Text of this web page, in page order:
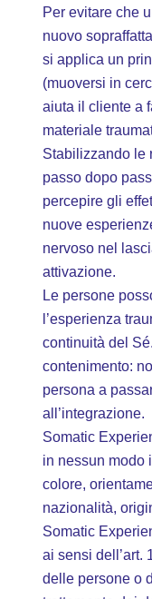
Per evitare che
nuovo
si applica un
(muoversi in
aiuta il cliente a
materiale
Stabilizzando le
passo dopo
percepire gli
nuove
nervoso nel
attivazione.
Le persone
l’esperienza
continuità del
contenimento:
persona a
all’integrazione.
Somatic
in nessun modo
colore,
nazionalità,
Somatic
ai sensi dell’art.
delle persone o